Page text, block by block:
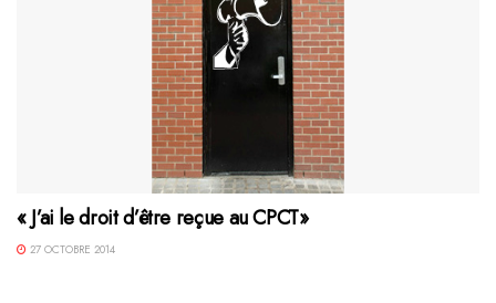
« J’ai le droit d’être reçue au CPCT»
27 OCTOBRE 2014